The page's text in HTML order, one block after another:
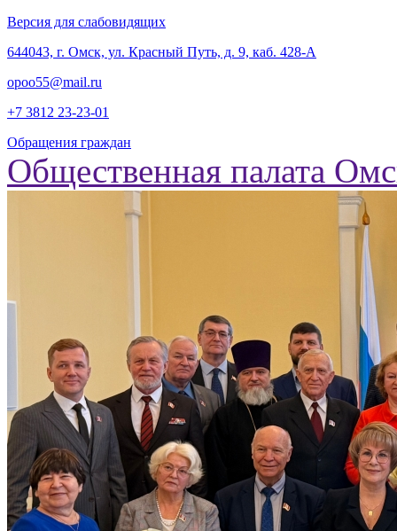
Версия для слабовидящих
‎644043, г. Омск, ул. Красный Путь, д. 9, каб. 428-А
opoo55@mail.ru
+7 3812 23-23-01
Обращения граждан
Общественная палата